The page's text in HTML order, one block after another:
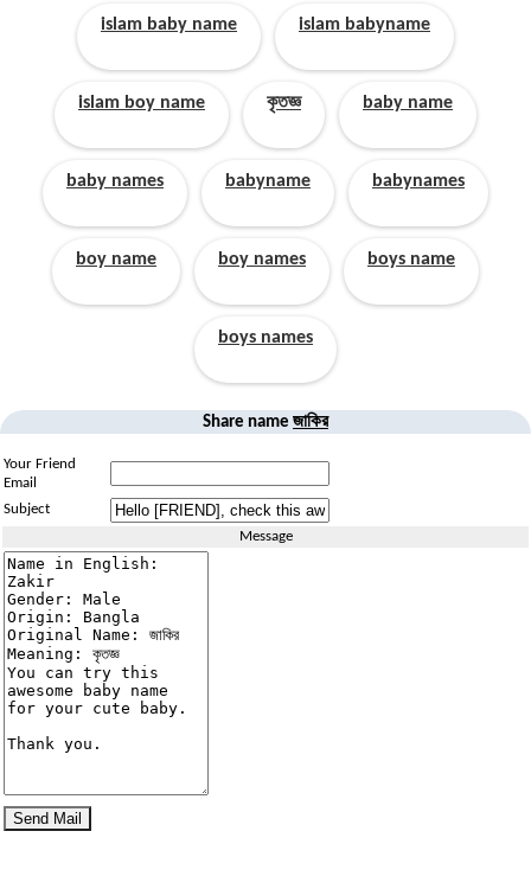
islam baby name islam babyname
islam boy name কৃতজ্ঞ baby name
baby names babyname babynames
boy name boy names boys name
boys names
Share name জাকির
Your Friend
Email
Subject
Message